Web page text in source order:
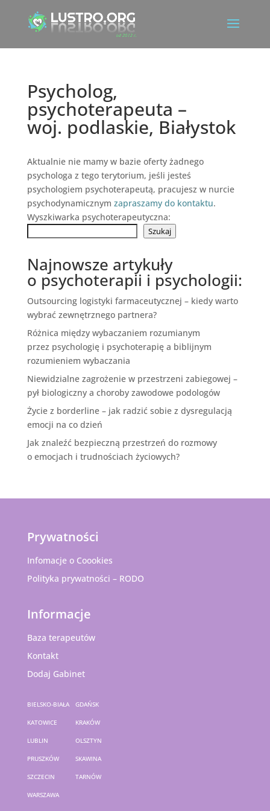
Psycholog,
psychoterapeuta –
woj. podlaskie, Białystok
Aktualnie nie mamy w bazie oferty żadnego
psychologa z tego terytorium, jeśli jesteś
psychologiem psychoterapeutą, pracujesz w nurcie
psychodynamicznym zapraszamy do kontaktu.
Wyszkiwarka psychoterapeutyczna:
Szukaj
Najnowsze artykuły
o psychoterapii i psychologii:
Outsourcing logistyki farmaceutycznej – kiedy warto
wybrać zewnętrznego partnera?
Różnica między wybaczaniem rozumianym
przez psychologię i psychoterapię a biblijnym
rozumieniem wybaczania
Niewidzialne zagrożenie w przestrzeni zabiegowej –
pył biologiczny a choroby zawodowe podologów
Życie z borderline – jak radzić sobie z dysregulacją
emocji na co dzień
Jak znaleźć bezpieczną przestrzeń do rozmowy
o emocjach i trudnościach życiowych?
Prywatności
Infomacje o Coookies
Polityka prywatności – RODO
Informacje
Baza terapeutów
Kontakt
Dodaj Gabinet
BIELSKO-BIAŁA GDAŃSK
KATOWICE KRAKÓW
LUBLIN OLSZTYN
PRUSZKÓW SKAWINA
SZCZECIN TARNÓW
WARSZAWA